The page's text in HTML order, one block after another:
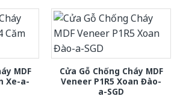
MDF
Xe-a-
Cửa Gỗ Chống Cháy MDF
Veneer P1R5 Xoan Đào-
a-SGD